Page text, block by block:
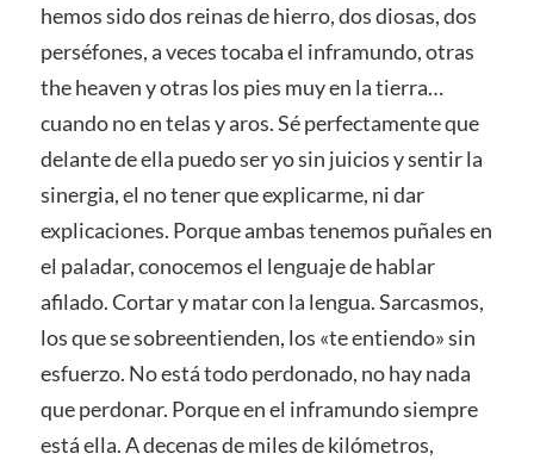
hemos sido dos reinas de hierro, dos diosas, dos
perséfones, a veces tocaba el inframundo, otras
the heaven y otras los pies muy en la tierra…
cuando no en telas y aros. Sé perfectamente que
delante de ella puedo ser yo sin juicios y sentir la
sinergia, el no tener que explicarme, ni dar
explicaciones. Porque ambas tenemos puñales en
el paladar, conocemos el lenguaje de hablar
afilado. Cortar y matar con la lengua. Sarcasmos,
los que se sobreentienden, los «te entiendo» sin
esfuerzo. No está todo perdonado, no hay nada
que perdonar. Porque en el inframundo siempre
está ella. A decenas de miles de kilómetros,